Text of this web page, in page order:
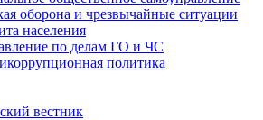
оборона и чрезвычайные ситуации
населения
по делам ГО и ЧС
политика
вестник